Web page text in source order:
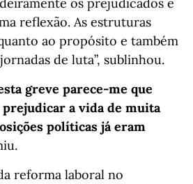
reflexão. As estruturas
ao propósito e também
de luta”, sublinhou.
greve parece-me que
prejudicar a vida de muita
políticas já eram
reforma laboral no